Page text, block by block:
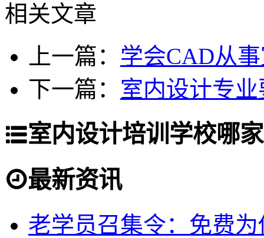
相关文章
上一篇： 学会CAD从
下一篇： 室内设计专
室内设计培训学校哪
最新资讯
老学员召集令：免费